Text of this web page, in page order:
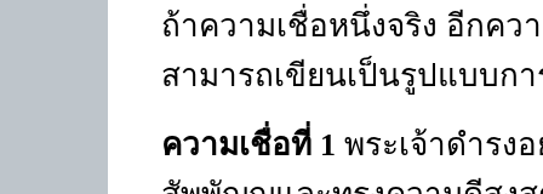
ถ้าความเชื่อหนึ่งจริง อีกคว
สามารถเขียนเป็นรูปแบบก
ความเชื่อที่ 1 พระเจ้าดำรง